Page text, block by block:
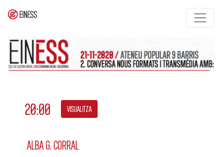
EinESS
20:00 visualitza
Alba G. Corral